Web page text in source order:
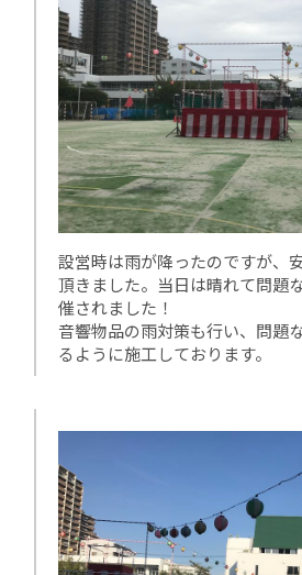
設営時は雨が降ったのですが、
頂きました。当日は晴れて問題
催されました！
音響物品の雨対策も行い、問題
るように施工しております。